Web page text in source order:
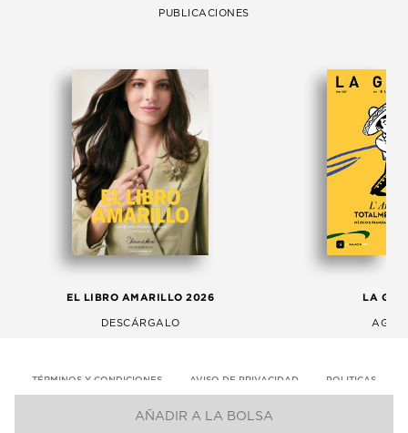
AÑADIR A LA BOLSA
PUBLICACIONES
EL LIBRO AMARILLO 2026
DESCÁRGALO
LA
TÉRMINOS Y CONDICIONES AVISO DE PRIVACIDAD POLITICAS